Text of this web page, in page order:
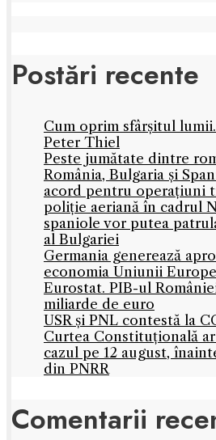
Postări recente
Cum oprim sfârșitul
Peter Thiel
Peste jumătate dintre
România, Bulgaria și
acord pentru operațiuni
poliție aeriană în cadrul
spaniole vor putea
al Bulgariei
Germania generează
economia Uniunii
Eurostat. PIB-ul
miliarde de euro
USR și PNL contestă la
Curtea Constituțională
cazul pe 12 august,
din PNRR
Comentarii